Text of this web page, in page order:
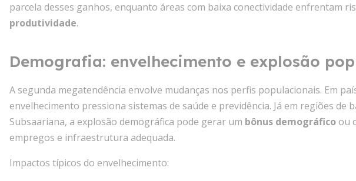
parcela desses ganhos, enquanto áreas com baixa conectividade enfrentam
produtividade.
Demografia: envelhecimento e explosão
A segunda megatendência envolve mudanças nos perfis populacionais. Em
envelhecimento pressiona sistemas de saúde e previdência. Já em regiões de
Subsaariana, a explosão demográfica pode gerar um bônus demográficoou
empregos e infraestrutura adequada.
Impactos típicos do envelhecimento: